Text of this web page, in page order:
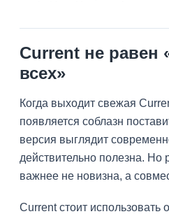
Current не равен
всех»
Когда выходит свежая
появляется соблазн
версия выглядит
действительно полезна. Но
важнее не новизна, а
Current стоит использовать